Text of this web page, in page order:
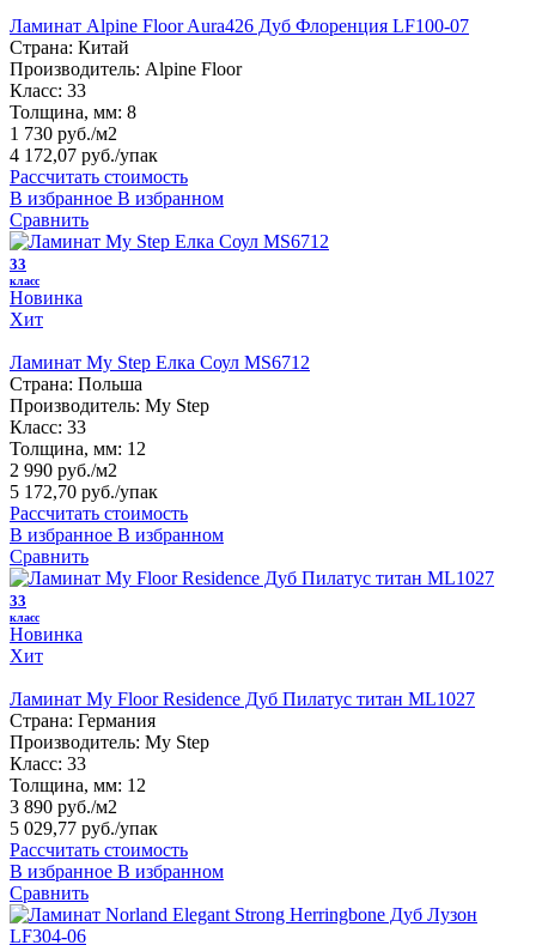
Ламинат Alpine Floor Aura426 Дуб Флоренция LF100-07
Страна: Китай
Производитель: Alpine Floor
Класс: 33
Толщина, мм: 8
1 730 руб./м2
4 172,07 руб./упак
Рассчитать стоимость
В избранное В избранном
Сравнить
33
класс
Новинка
Хит
Ламинат My Step Елка Соул MS6712
Страна: Польша
Производитель: My Step
Класс: 33
Толщина, мм: 12
2 990 руб./м2
5 172,70 руб./упак
Рассчитать стоимость
В избранное В избранном
Сравнить
33
класс
Новинка
Хит
Ламинат My Floor Residence Дуб Пилатус титан ML1027
Страна: Германия
Производитель: My Step
Класс: 33
Толщина, мм: 12
3 890 руб./м2
5 029,77 руб./упак
Рассчитать стоимость
В избранное В избранном
Сравнить